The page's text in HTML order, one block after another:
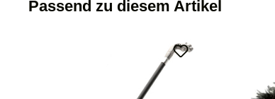
Passend zu diesem Artikel